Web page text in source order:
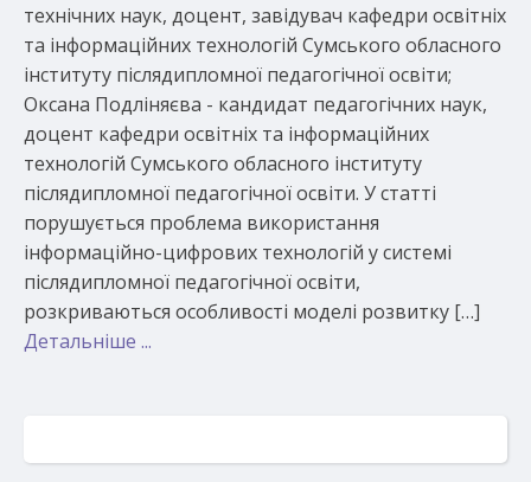
технічних наук, доцент, завідувач кафедри освітніх
та інформаційних технологій Сумського обласного
інституту післядипломної педагогічної освіти;
Оксана Подліняєва - кандидат педагогічних наук,
доцент кафедри освітніх та інформаційних
технологій Сумського обласного інституту
післядипломної педагогічної освіти. У статті
порушується проблема використання
інформаційно-цифрових технологій у системі
післядипломної педагогічної освіти,
розкриваються особливості моделі розвитку […]
Детальніше ...